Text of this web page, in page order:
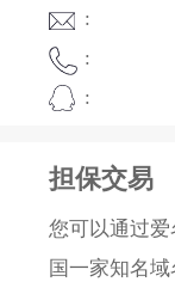
:
:
:
担保交易
您可以通过
国一家知名